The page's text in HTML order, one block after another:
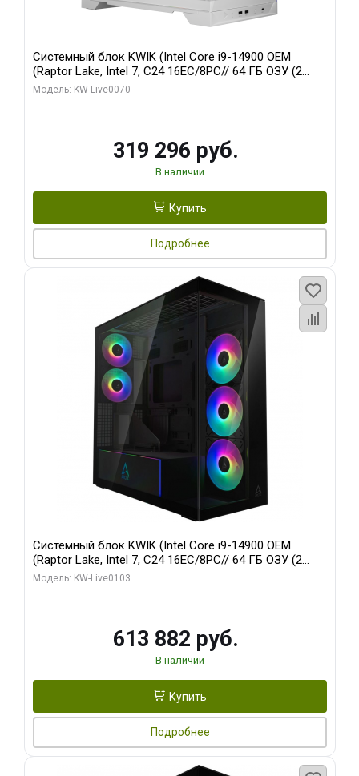
Системный блок KWIK (Intel Core i9-14900 OEM
(Raptor Lake, Intel 7, C24 16EC/8PC// 64 ГБ ОЗУ (2
модуля)/ Gigabyte RTX5080 XTREME WATERFORCE
Модель: KW-Live0070
319 296 руб.
В наличии
Купить
Подробнее
Системный блок KWIK (Intel Core i9-14900 OEM
(Raptor Lake, Intel 7, C24 16EC/8PC// 64 ГБ ОЗУ (2
модуля)/ Afox RTX4090 24GB GDDR6X 384-Bit 3xDP
Модель: KW-Live0103
613 882 руб.
В наличии
Купить
Подробнее